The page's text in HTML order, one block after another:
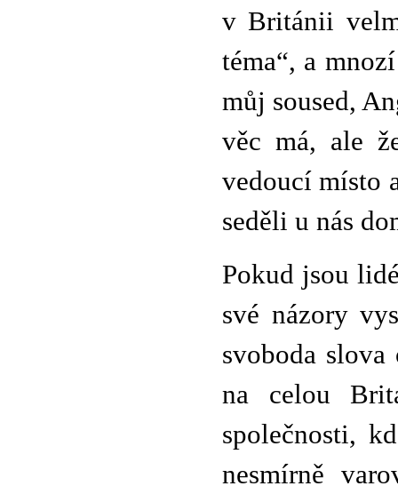
v Británii
téma“, a
můj soused,
věc má, ale
vedoucí místo
seděli u nás
Pokud jsou
své názory
svoboda
na celou
společnosti,
nesmírně